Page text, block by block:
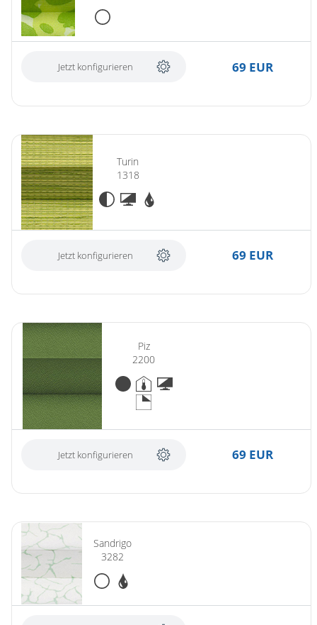
Jetzt konfigurieren 69 EUR
Turin
1318
Jetzt konfigurieren 69 EUR
Piz
2200
Jetzt konfigurieren 69 EUR
Sandrigo
3282